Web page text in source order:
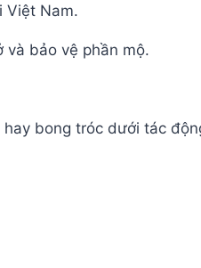
Việt Nam.
và bảo vệ phần mộ.
bong tróc dưới tác